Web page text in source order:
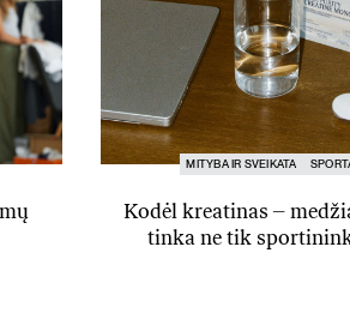
MITYBA IR SVEIKATA
Kodėl kreatinas –
tinka ne tik